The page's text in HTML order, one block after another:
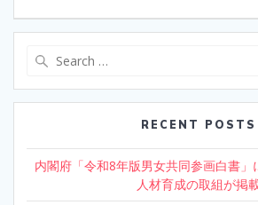
RECENT POSTS
内閣府「令和8年版男女共同参画白書
人材育成の取組が掲